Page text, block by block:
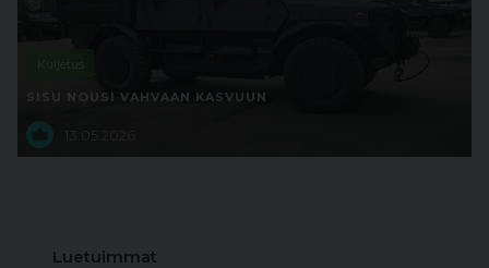
Kuljetus
SISU NOUSI VAHVAAN KASVUUN
13.05.2026
Luetuimmat